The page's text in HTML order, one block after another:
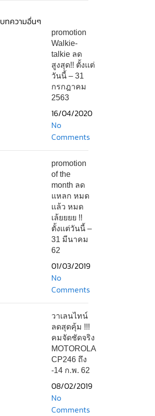
บทความอื่นๆ
promotion
Walkie-
talkie ลด
สูงสุด!! ตั้งเเต่
วันนี้ – 31
กรกฎาคม
2563
16/04/2020
No
Comments
promotion
of the
month ลด
แหลก หมด
เเล้ว หมด
เล้ยยยย !!
ตั้งเเต่วันนี้ –
31 มีนาคม
62
01/03/2019
No
Comments
วาเลนไทน์
ลดสุดคุ้ม !!!
คมจัดชัดจริง
MOTOROLA
CP246 ถึง
-14 ก.พ. 62
08/02/2019
No
Comments